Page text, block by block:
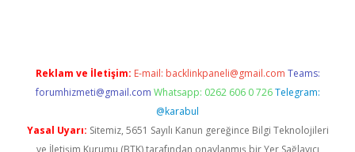
Reklam ve İletişim: E-mail: backlinkpaneli@gmail.com Teams:
forumhizmeti@gmail.com Whatsapp: 0262 606 0 726 Telegram:
@karabul
Yasal Uyarı: Sitemiz, 5651 Sayılı Kanun gereğince Bilgi Teknolojileri
ve İletişim Kurumu (BTK) tarafından onaylanmış bir Yer Sağlayıcı